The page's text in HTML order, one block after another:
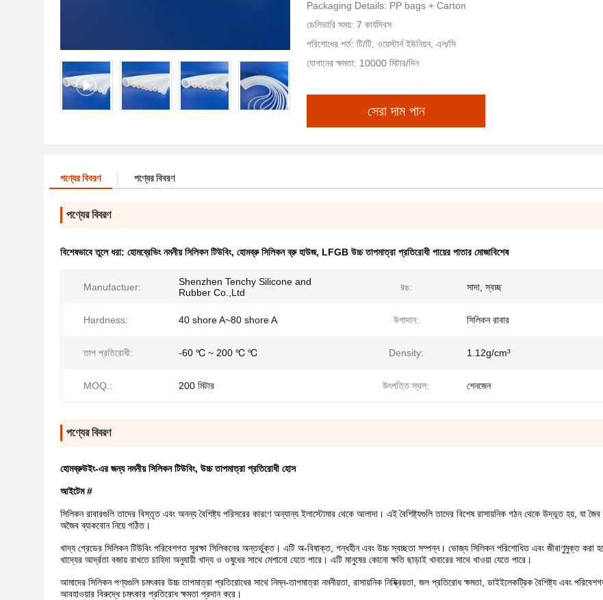
Packaging Details: PP bags + Carton
ডেলিভারি সময়: 7 কার্যদিবস
পরিশোধের শর্ত: টি/টি, ওয়েস্টার্ন ইউনিয়ন, এল/সি
যোগানের ক্ষমতা: 10000 মিটার/দিন
সেরা দাম পান
পণ্যের বিবরণ পণ্যের বিবরণ
পণ্যের বিবরণ
বিশেষভাবে তুলে ধরা: হোমব্রেভিং নমনীয় সিলিকন টিউবিং, হোমব্রু সিলিকন ব্রু হাউজ, LFGB উচ্চ তাপমাত্রা প্রতিরোধী পায়ের পাতার মোজাবিশেষ
Manufactuer:
Shenzhen Tenchy Silicone and
Rubber Co.,Ltd
রঙ: সাদা, স্বচ্ছ
Hardness: 40 shore A~80 shore A উপাদান: সিলিকন রাবার
তাপ প্রতিরোধী: -60 ℃ ~ 200 ℃ ℃ Density: 1.12g/cm³
MOQ.: 200 মিটার উৎপত্তি স্থল: শেনজেন
পণ্যের বিবরণ
হোমব্রুউইং-এর জন্য নমনীয় সিলিকন টিউবিং, উচ্চ তাপমাত্রা প্রতিরোধী হোস
আইটেম #
সিলিকন রাবারগুলি তাদের বিস্তৃত এবং অনন্য বৈশিষ্ট্য পরিসরের কারণে অন্যান্য ইলাস্টোমার থেকে আলাদা। এই বৈশিষ্ট্যগুলি তাদের বিশেষ রাসায়নিক গঠন থেকে উদ্ভূত হয়, যা
অজৈব ব্যাকবোন নিয়ে গঠিত।
খাদ্য গ্রেডের সিলিকন টিউবিং পরিবেশগত সুরক্ষা সিলিকনের অন্তর্ভুক্ত। এটি অ-বিষাক্ত, গন্ধহীন এবং উচ্চ স্বচ্ছতা সম্পন্ন। ভোজ্য সিলিকন পরিশোধিত এবং জীবাণুমুক্ত করা
খাদ্যের আর্দ্রতা বজায় রাখতে চাহিদা অনুযায়ী খাদ্য ও ওষুধের সাথে মেশানো যেতে পারে। এটি মানুষের কোনো ক্ষতি ছাড়াই খাবারের সাথে খাওয়া যেতে পারে।
আমাদের সিলিকন পণ্যগুলি চমৎকার উচ্চ তাপমাত্রা প্রতিরোধের সাথে নিম্ন-তাপমাত্রা নমনীয়তা, রাসায়নিক নিষ্ক্রিয়তা, জল প্রতিরোধ ক্ষমতা, ডাইইলেকট্রিক বৈশিষ্ট্য এবং
আবহাওয়ার বিরুদ্ধে চমৎকার প্রতিরোধ ক্ষমতা প্রদান করে।